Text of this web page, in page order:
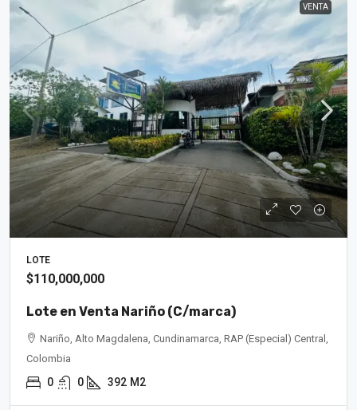
VENTA
LOTE
$110,000,000
Lote en Venta Nariño (C/marca)
Nariño, Alto Magdalena, Cundinamarca, RAP (Especial) Central,
Colombia
0 0 392 M2